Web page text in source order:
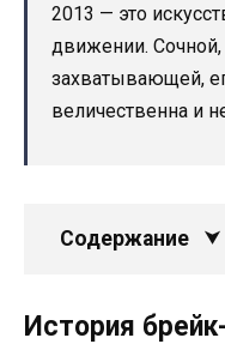
2013 — это
движении.
захватывающей,
величественна и
Содержание
История